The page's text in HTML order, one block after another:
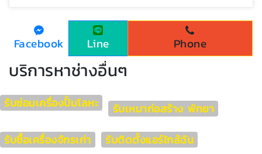
Facebook Line Phone
บริการหาช่างอื่นๆ
รับซ่อมเครื่องปั้มโลหะ
รับเหมาก่อสร้าง พัทยา
รับซื้อเครื่องจักรเก่า
รับติดตั้งแอร์ใกล้ฉัน